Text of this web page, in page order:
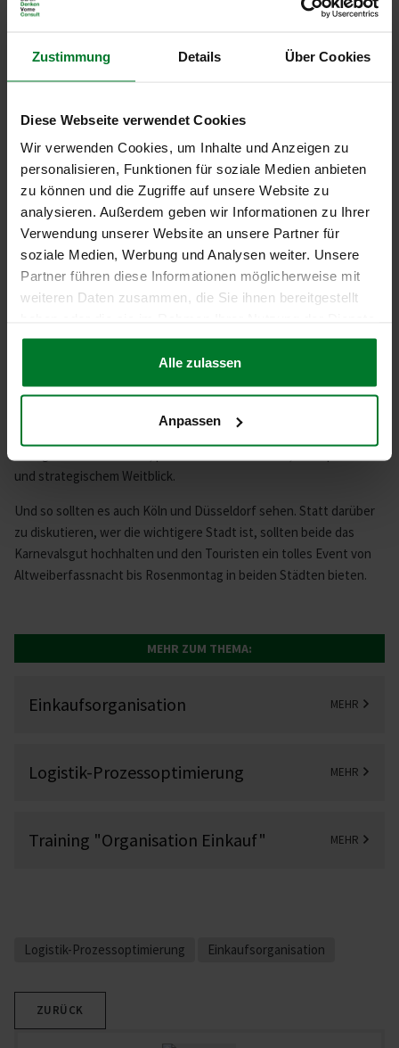
Zustimmung Details Über Cookies
Diese Webseite verwendet Cookies
Wir verwenden Cookies, um Inhalte und Anzeigen zu
personalisieren, Funktionen für soziale Medien anbieten
zu können und die Zugriffe auf unsere Website zu
analysieren. Außerdem geben wir Informationen zu Ihrer
Verwendung unserer Website an unsere Partner für
soziale Medien, Werbung und Analysen weiter. Unsere
Partner führen diese Informationen möglicherweise mit
weiteren Daten zusammen, die Sie ihnen bereitgestellt
gesammelt haben.
Alle zulassen
Anpassen
Fazit: Zusammenarbeit statt
Wettbewerb
Nachdem ich viele Jahre globale Einkaufsorganisationen
aufgebaut und nun seit einigen Jahren einen immer stärkeren
Fokus auf das SCM habe, kann ich folgendes sagen: Die
Diskussion, ob der Einkauf wichtiger ist als das Supply Chain
Management oder umgekehrt, führt in die Irre. Vielmehr ist es
entscheidend, beide Bereiche als miteinander verzahnte
Einheitenzu verstehen, um alle Vorteile zu nutzen. Der Einkauf
liefert essenzielle Informationen und Beziehungen in die
Lieferkette hinein – das SCM sorgt für die nahtlose Integration
Abteilung zu sehen, sondern als integraler Bestandteil des
SCM. Nur durch enge Zusammenarbeit können Materialflüsse,
Produktionspläne, Lagerbestände und Lieferzeiten optimal
aufeinander abgestimmt werden. Unternehmen, die Einkauf und
und strategischem Weitblick.
Und so sollten es auch Köln und Düsseldorf sehen. Statt darüber
zu diskutieren, wer die wichtigere Stadt ist, sollten beide das
Karnevalsgut hochhalten und den Touristen ein tolles Event von
Altweiberfassnacht bis Rosenmontag in beiden Städten bieten.
MEHR ZUM THEMA:
Einkauf­s­or­ga­­ni­­sation MEHR
Logis­ti­k-­Pro­zess­op­ti­mierung MEHR
Training "Organisation Einkauf" MEHR
Logistik-Prozessoptimierung Einkaufsorganisation
ZURÜCK